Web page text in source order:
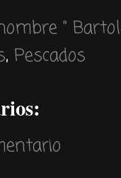
"
, Pescados